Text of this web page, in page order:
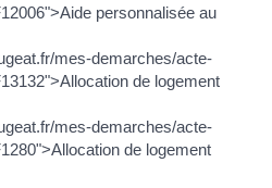
personnalisée au
mes-demarches/acte-
de logement
mes-demarches/acte-
de logement